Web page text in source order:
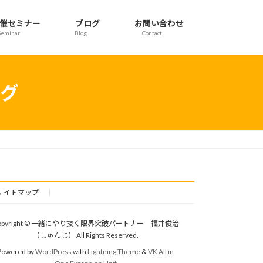
セミナー ブログ
Blog
お問い合わせ
Contact
イトマップ
© 一緒にやり抜く限界突破パートナー 福井俊治
（しゅんじ） All Rights Reserved.
byWordPress with Lightning Theme &VK All in